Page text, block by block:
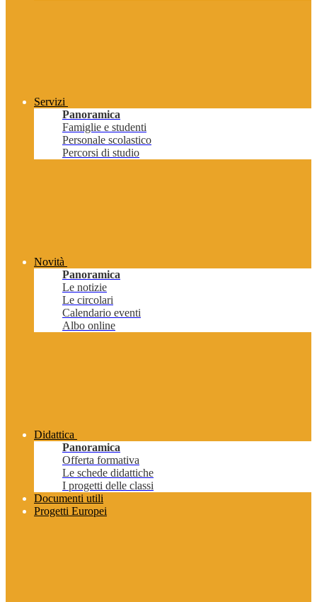
Servizi
Panoramica
Famiglie e studenti
Personale scolastico
Percorsi di studio
Novità
Panoramica
Le notizie
Le circolari
Calendario eventi
Albo online
Didattica
Panoramica
Offerta formativa
Le schede didattiche
I progetti delle classi
Documenti utili
Progetti Europei